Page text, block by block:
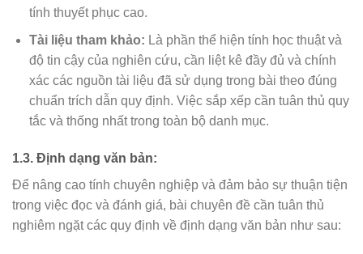
tính thuyết phục cao.
Tài liệu tham khảo: Là phần thể hiện tính học thuật và
độ tin cậy của nghiên cứu, cần liệt kê đầy đủ và chính
xác các nguồn tài liệu đã sử dụng trong bài theo đúng
chuẩn trích dẫn quy định. Việc sắp xếp cần tuân thủ quy
tắc và thống nhất trong toàn bộ danh mục.
1.3. Định dạng văn bản:
Để nâng cao tính chuyên nghiệp và đảm bảo sự thuận tiện
trong việc đọc và đánh giá, bài chuyên đề cần tuân thủ
nghiêm ngặt các quy định về định dạng văn bản như sau: